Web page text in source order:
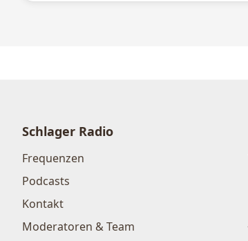
Schlager Radio
Frequenzen
Podcasts
Kontakt
Moderatoren & Team